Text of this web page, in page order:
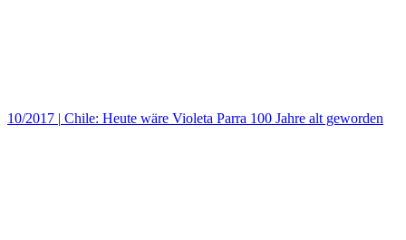
10/2017 | Chile: Heute wäre Violeta Parra 100 Jahre alt geworden